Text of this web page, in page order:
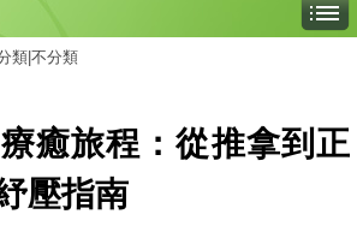
類|不分類
癒旅程：從推拿到正
壓指南